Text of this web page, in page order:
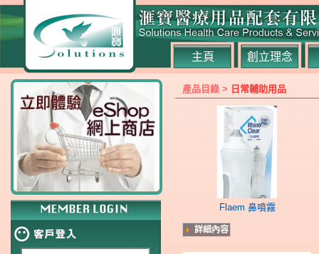
主頁 創立理念
產品目錄 > 日常輔助用品
Flaem 鼻噴霧
詳細內容